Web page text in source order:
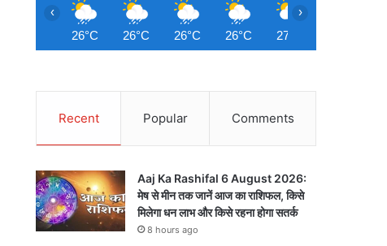
26°C 26°C 26°C 26°C 27°C
‹ ›
Recent Popular Comments
Aaj Ka Rashifal 6 August 2026:
मेष से मीन तक जानें आज का राशिफल, किसे
मिलेगा धन लाभ और किसे रहना होगा सतर्क
8 hours ago